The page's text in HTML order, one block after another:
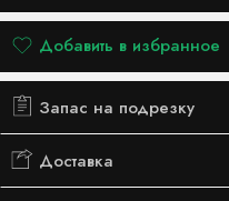
Добавить в избранное
Добавлено в список
Запас на подрезку
Доставка